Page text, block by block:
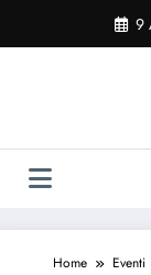
contenuto
9
Home Eventi